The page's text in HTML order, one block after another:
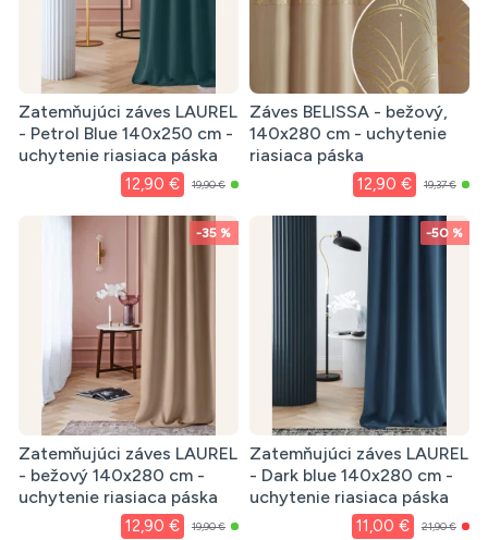
Zatemňujúci záves LAUREL
- Petrol Blue 140x250 cm -
uchytenie riasiaca páska
12,90 € 19,90 €
Záves BELISSA - bežový,
140x280 cm - uchytenie
riasiaca páska
12,90 € 19,37 €
-35 %
Zatemňujúci záves LAUREL
- bežový 140x280 cm -
uchytenie riasiaca páska
12,90 € 19,90 €
-50 %
Zatemňujúci záves LAUREL
- Dark blue 140x280 cm -
uchytenie riasiaca páska
11,00 € 21,90 €